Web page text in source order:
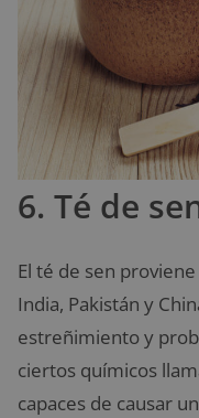
6. Té de
El té de sen
India, Pakistán y
estreñimiento y
ciertos químicos
capaces de causar